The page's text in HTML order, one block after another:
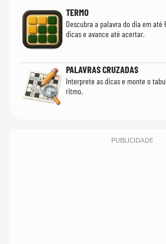
TERMO
Descubra a palavra do dia em até
dicas e avance até acertar.
PALAVRAS CRUZADAS
Interprete as dicas e monte o
ritmo.
PUBLICIDADE